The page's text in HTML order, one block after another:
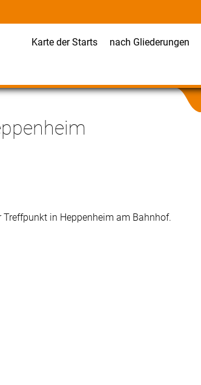
Karte der Starts nach Gliederungen
in Heppenheim am Bahnhof.